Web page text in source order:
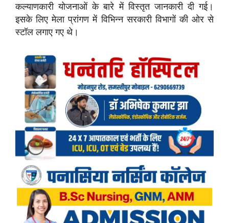
कल्याणकारी योजनाओं के बारे में विस्तृत जानकारी दी गई।
इसके लिए मेला प्रांगण में विभिन्न सरकारी विभागों की ओर से
स्टॉल लगाए गए थे।